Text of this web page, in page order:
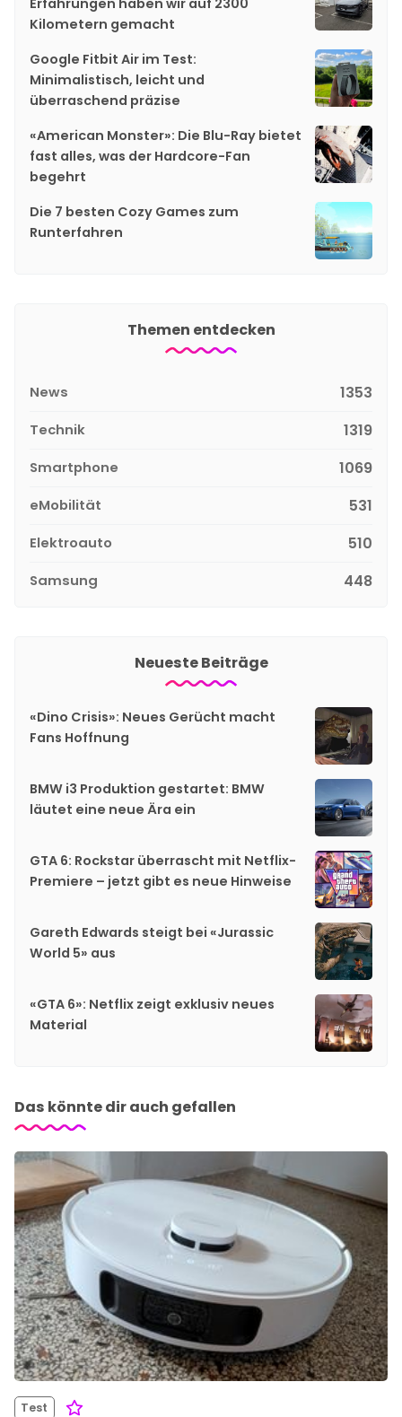
Erfahrungen haben wir auf 2300
Kilometern gemacht
Google Fitbit Air im Test:
Minimalistisch, leicht und
überraschend präzise
«American Monster»: Die Blu-Ray bietet
fast alles, was der Hardcore-Fan
begehrt
Die 7 besten Cozy Games zum
Runterfahren
Themen entdecken
News 1353
Technik 1319
Smartphone 1069
eMobilität 531
Elektroauto 510
Samsung 448
Neueste Beiträge
«Dino Crisis»: Neues Gerücht macht
Fans Hoffnung
BMW i3 Produktion gestartet: BMW
läutet eine neue Ära ein
GTA 6: Rockstar überrascht mit Netflix-
Premiere – jetzt gibt es neue Hinweise
Gareth Edwards steigt bei «Jurassic
World 5» aus
«GTA 6»: Netflix zeigt exklusiv neues
Material
Das könnte dir auch gefallen
Test